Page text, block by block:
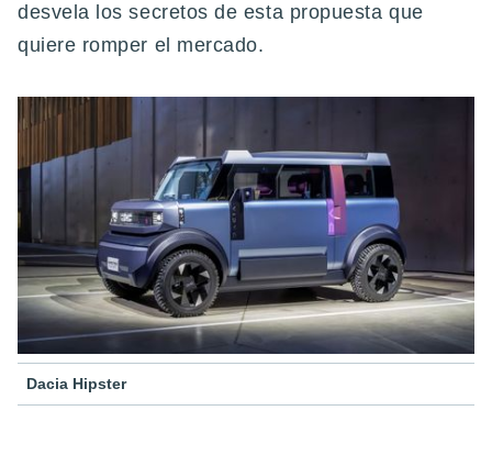
desvela los secretos de esta propuesta que
quiere romper el mercado.
Dacia Hipster